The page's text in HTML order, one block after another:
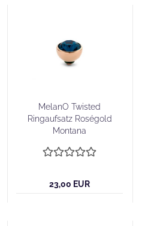
MelanO Twisted
Ringaufsatz Roségold
Montana
23,00 EUR